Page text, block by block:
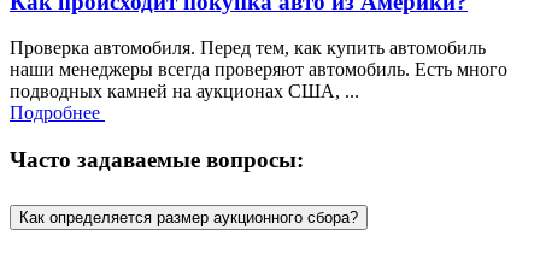
Проверка автомобиля. Перед тем, как купить автомобиль
наши менеджеры всегда проверяют автомобиль. Есть много
подводных камней на аукционах США, ...
Подробнее
Часто задаваемые вопросы:
Как определяется размер аукционного сбора?